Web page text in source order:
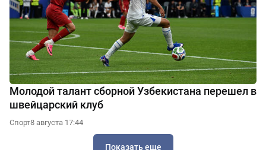
Молодой талант сборной Узбекистана перешел в
швейцарский клуб
Спорт8 августа 17:44
Показать еще